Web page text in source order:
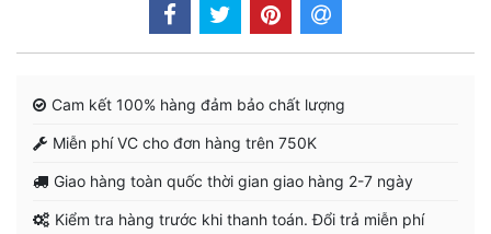
Cam kết 100% hàng đảm bảo chất lượng
Miễn phí VC cho đơn hàng trên 750K
Giao hàng toàn quốc thời gian giao hàng 2-7 ngày
Kiểm tra hàng trước khi thanh toán. Đổi trả miễn phí